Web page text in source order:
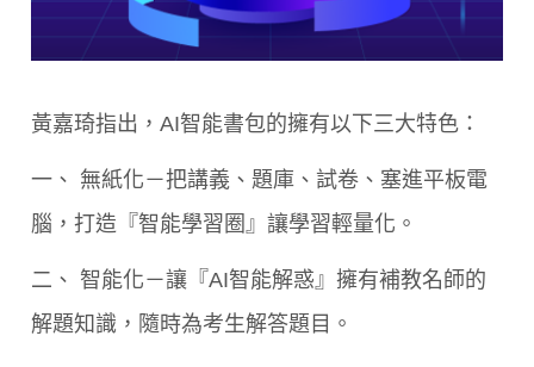
黃嘉琦指出，AI智能書包的擁有以下三大特色：
一、 無紙化－把講義、題庫、試卷、塞進平板電
腦，打造『智能學習圈』讓學習輕量化。
二、 智能化－讓『AI智能解惑』擁有補教名師的
解題知識，隨時為考生解答題目。